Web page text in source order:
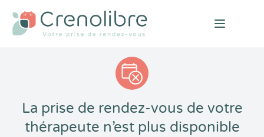
Open
La prise de rendez-vous de votre
thérapeute n’est plus disponible